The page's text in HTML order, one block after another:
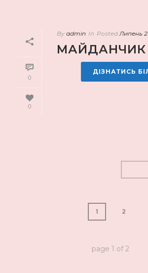
0
0
By admin In Posted Липень
МАЙДАНЧИК
ДІЗНАТИСЬ
1 2
page 1 of2